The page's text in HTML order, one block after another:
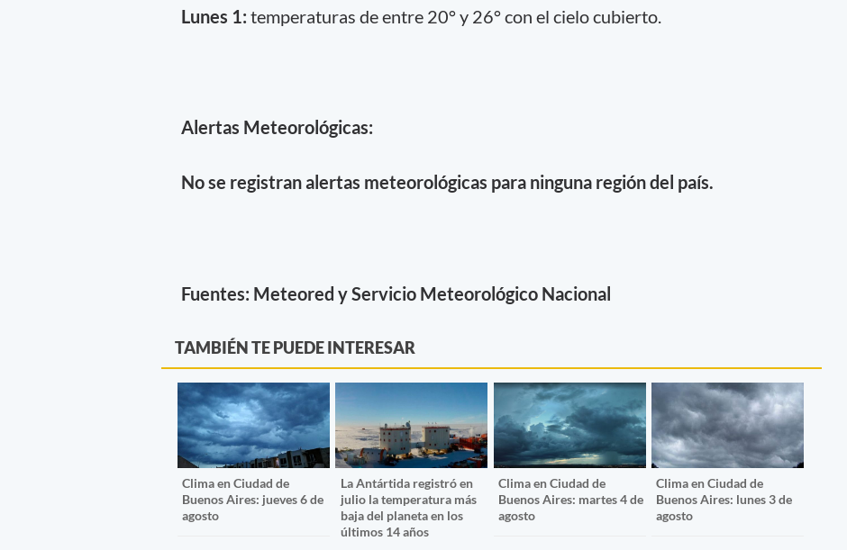
Lunes 1: temperaturas de entre 20° y 26° con el cielo cubierto.
Alertas Meteorológicas:
No se registran alertas meteorológicas para ninguna región del país.
Fuentes: Meteored y Servicio Meteorológico Nacional
TAMBIÉN TE PUEDE INTERESAR
Clima en Ciudad de
Buenos Aires: jueves 6 de
agosto
La Antártida registró en
julio la temperatura más
baja del planeta en los
últimos 14 años
Clima en Ciudad de
Buenos Aires: martes 4 de
agosto
Clima en Ciudad de
Buenos Aires: lunes 3 de
agosto